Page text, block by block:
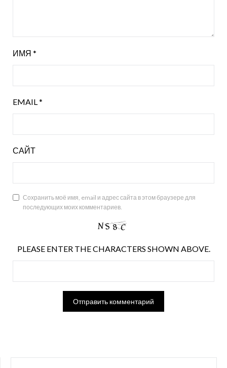
ИМЯ *
EMAIL*
САЙТ
Сохранить моё имя, email и адрес сайта в этом браузере для
последующих моих комментариев.
PLEASE ENTER THE CHARACTERS SHOWN ABOVE.